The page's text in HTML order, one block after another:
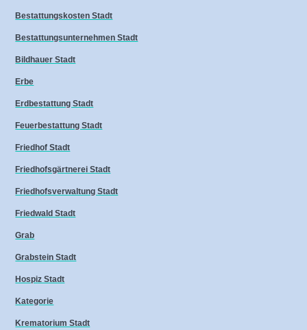
Bestattungskosten Stadt
Bestattungsunternehmen Stadt
Bildhauer Stadt
Erbe
Erdbestattung Stadt
Feuerbestattung Stadt
Friedhof Stadt
Friedhofsgärtnerei Stadt
Friedhofsverwaltung Stadt
Friedwald Stadt
Grab
Grabstein Stadt
Hospiz Stadt
Kategorie
Krematorium Stadt